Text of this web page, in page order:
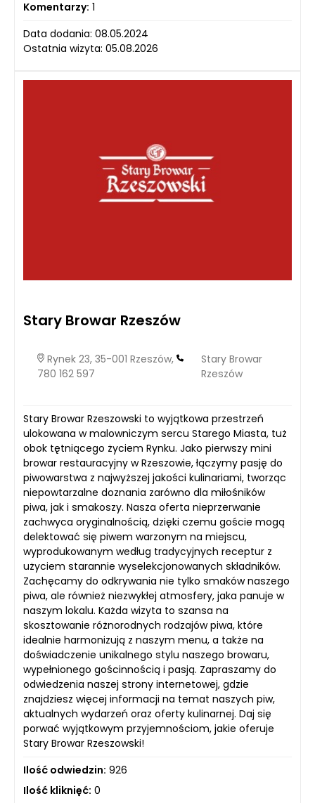
Komentarzy: 1
Data dodania: 08.05.2024
Ostatnia wizyta: 05.08.2026
Stary Browar Rzeszów
Rynek 23, 35-001 Rzeszów,
780 162 597
Stary Browar
Rzeszów
Stary Browar Rzeszowski to wyjątkowa przestrzeń
ulokowana w malowniczym sercu Starego Miasta, tuż
obok tętniącego życiem Rynku. Jako pierwszy mini
browar restauracyjny w Rzeszowie, łączymy pasję do
piwowarstwa z najwyższej jakości kulinariami, tworząc
niepowtarzalne doznania zarówno dla miłośników
piwa, jak i smakoszy. Nasza oferta nieprzerwanie
zachwyca oryginalnością, dzięki czemu goście mogą
delektować się piwem warzonym na miejscu,
wyprodukowanym według tradycyjnych receptur z
użyciem starannie wyselekcjonowanych składników.
Zachęcamy do odkrywania nie tylko smaków naszego
piwa, ale również niezwykłej atmosfery, jaka panuje w
naszym lokalu. Każda wizyta to szansa na
skosztowanie różnorodnych rodzajów piwa, które
idealnie harmonizują z naszym menu, a także na
doświadczenie unikalnego stylu naszego browaru,
wypełnionego gościnnością i pasją. Zapraszamy do
odwiedzenia naszej strony internetowej, gdzie
znajdziesz więcej informacji na temat naszych piw,
aktualnych wydarzeń oraz oferty kulinarnej. Daj się
porwać wyjątkowym przyjemnościom, jakie oferuje
Stary Browar Rzeszowski!
Ilość odwiedzin: 926
Ilość kliknięć: 0